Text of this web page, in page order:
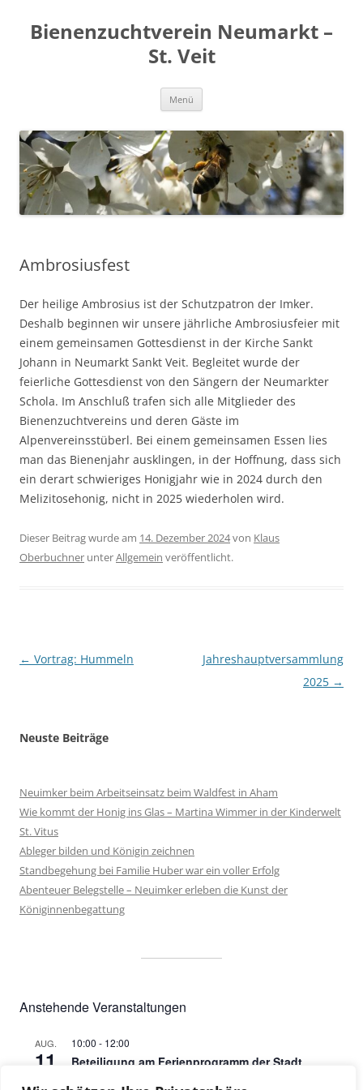
springen
Bienenzuchtverein Neumarkt –
St. Veit
Menü
Ambrosiusfest
Der heilige Ambrosius ist der Schutzpatron der Imker.
Deshalb beginnen wir unsere jährliche Ambrosiusfeier mit
einem gemeinsamen Gottesdienst in der Kirche Sankt
Johann in Neumarkt Sankt Veit. Begleitet wurde der
feierliche Gottesdienst von den Sängern der Neumarkter
Schola. Im Anschluß trafen sich alle Mitglieder des
Bienenzuchtvereins und deren Gäste im
Alpenvereinsstüberl. Bei einem gemeinsamen Essen lies
man das Bienenjahr ausklingen, in der Hoffnung, dass sich
ein derart schwieriges Honigjahr wie in 2024 durch den
Melizitosehonig, nicht in 2025 wiederholen wird.
Dieser Beitrag wurde am 14. Dezember 2024von Klaus
Oberbuchner unterAllgemein veröffentlicht.
Beitragsnavigation
← Vortrag: Hummeln
Jahreshauptversammlung
2025 →
Neuste Beiträge
Neuimker beim Arbeitseinsatz beim Waldfest in Aham
Wie kommt der Honig ins Glas – Martina Wimmer in der Kinderwelt
St. Vitus
Ableger bilden und Königin zeichnen
Standbegehung bei Familie Huber war ein voller Erfolg
Abenteuer Belegstelle – Neuimker erleben die Kunst der
Königinnenbegattung
Anstehende Veranstaltungen
AUG.
11
10:00 - 12:00
Beteiligung am Ferienprogramm der Stadt